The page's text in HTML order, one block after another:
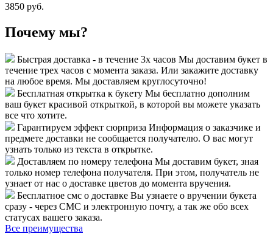
3850 руб.
Почему мы?
Быстрая доставка - в течение 3х часов Мы доставим букет в
течение трех часов с момента заказа. Или закажите доставку
на любое время. Мы доставляем круглосуточно!
Бесплатная открытка к букету Мы бесплатно дополним
ваш букет красивой открыткой, в которой вы можете указать
все что хотите.
Гарантируем эффект сюрприза Информация о заказчике и
предмете доставки не сообщается получателю. О вас могут
узнать только из текста в открытке.
Доставляем по номеру телефона Мы доставим букет, зная
только номер телефона получателя. При этом, получатель не
узнает от нас о доставке цветов до момента вручения.
Бесплатное смс о доставке Вы узнаете о вручении букета
сразу - через СМС и электронную почту, а так же обо всех
статусах вашего заказа.
Все преимущества